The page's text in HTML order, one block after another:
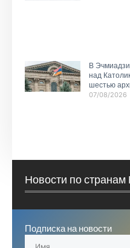
В
над
шестью
07/08/2026
Новости по странам
Подписка на новости